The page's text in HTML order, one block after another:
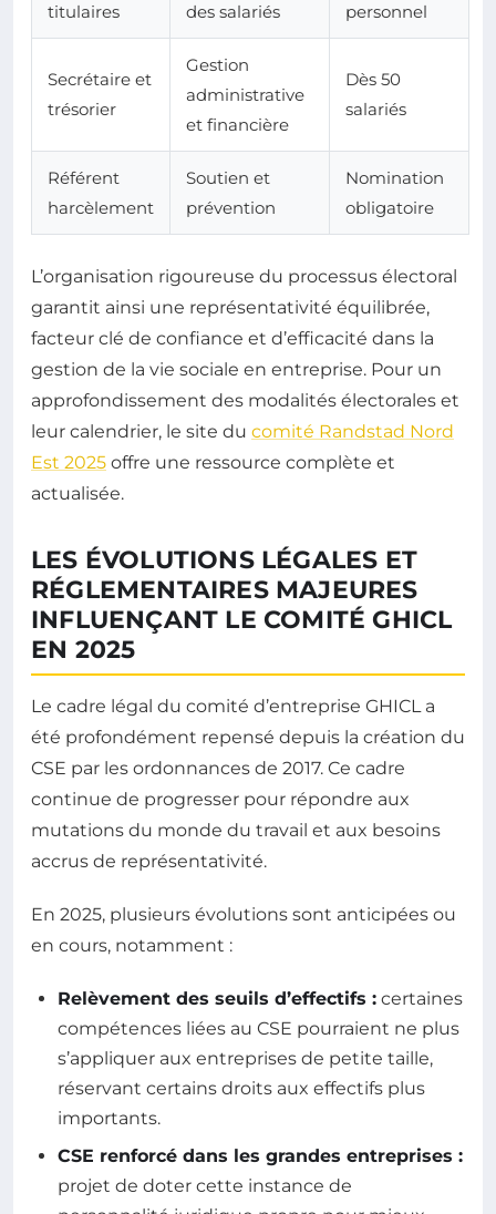
titulaires
des salariés
personnel
Secrétaire et
trésorier
Gestion
administrative
et financière
Dès 50
salariés
Référent
harcèlement
Soutien et
prévention
Nomination
obligatoire
L’organisation rigoureuse du processus électoral
garantit ainsi une représentativité équilibrée,
facteur clé de confiance et d’efficacité dans la
gestion de la vie sociale en entreprise. Pour un
approfondissement des modalités électorales et
leur calendrier, le site du comité Randstad Nord
Est 2025 offre une ressource complète et
actualisée.
LES ÉVOLUTIONS LÉGALES ET
RÉGLEMENTAIRES MAJEURES
INFLUENÇANT LE COMITÉ GHICL
EN 2025
Le cadre légal du comité d’entreprise GHICL a
été profondément repensé depuis la création du
CSE par les ordonnances de 2017. Ce cadre
continue de progresser pour répondre aux
mutations du monde du travail et aux besoins
accrus de représentativité.
En 2025, plusieurs évolutions sont anticipées ou
en cours, notamment :
Relèvement des seuils d’effectifs : certaines
compétences liées au CSE pourraient ne plus
s’appliquer aux entreprises de petite taille,
réservant certains droits aux effectifs plus
importants.
CSE renforcé dans les grandes entreprises :
projet de doter cette instance de